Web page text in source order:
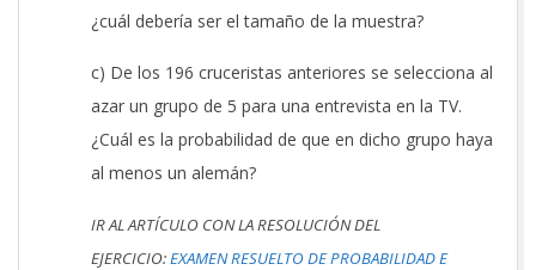
¿cuál debería ser el tamaño de la muestra?
c) De los 196 cruceristas anteriores se selecciona al
azar un grupo de 5 para una entrevista en la TV.
¿Cuál es la probabilidad de que en dicho grupo haya
al menos un alemán?
IR AL ARTÍCULO CON LA RESOLUCIÓN DEL
EJERCICIO:EXAMEN RESUELTO DE PROBABILIDAD E